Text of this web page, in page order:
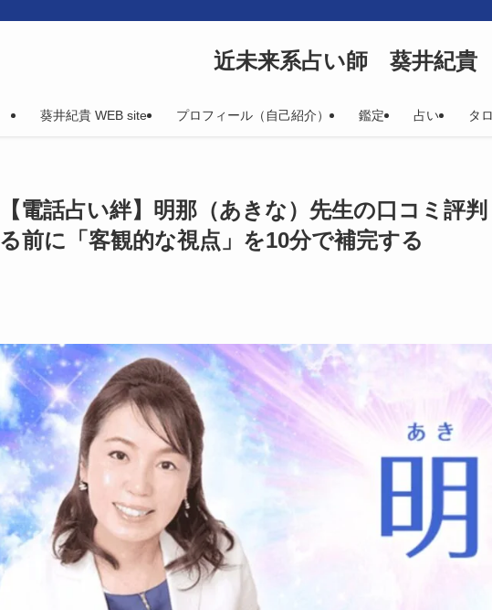
近未来系占い師 葵井紀貴
葵井紀貴 WEB site プロフィール（自己紹介） 鑑定 占い タ
【電話占い絆】明那（あきな）先生の口コミ評
る前に「客観的な視点」を10分で補完する